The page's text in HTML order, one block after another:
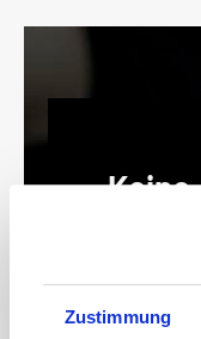
Zustimmung
15
Bleiben Sie
Newsletter